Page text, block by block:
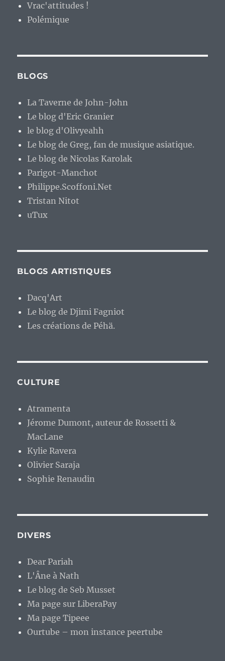
Vrac'attitudes !
Polémique
BLOGS
La Taverne de John-John
Le blog d'Eric Granier
le blog d'Olivyeahh
Le blog de Greg, fan de musique asiatique.
Le blog de Nicolas Karolak
Parigot-Manchot
Philippe.Scoffoni.Net
Tristan Nitot
uTux
BLOGS ARTISTIQUES
Dacq'Art
Le blog de Djimi Fagniot
Les créations de Péhä.
CULTURE
Atramenta
Jérome Dumont, auteur de Rossetti &
MacLane
Kylie Ravera
Olivier Saraja
Sophie Renaudin
DIVERS
Dear Pariah
L'Âne à Nath
Le blog de Seb Musset
Ma page sur LiberaPay
Ma page Tipeee
Ourtube – mon instance peertube